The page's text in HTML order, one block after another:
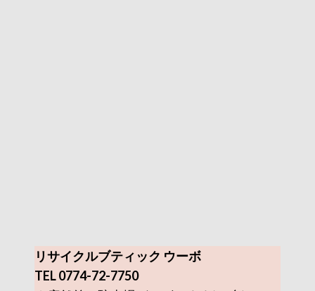
リサイクルブティック ウーボ
TEL 0774-72-7750